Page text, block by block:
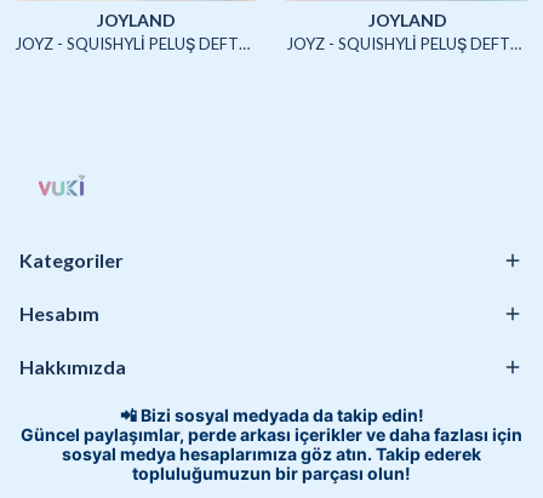
JOYLAND
JOYZ - SQUISHYLİ PELUŞ DEFTER A5 (UNICORN2)-4/S
JOYLAND
JOYZ - SQUISHYLİ PELUŞ DEFTER A5 (HAYVANLAR)-4/S
Kategoriler
Hesabım
Hakkımızda
📲 Bizi sosyal medyada da takip edin!
Güncel paylaşımlar, perde arkası içerikler ve daha fazlası için
sosyal medya hesaplarımıza göz atın. Takip ederek
topluluğumuzun bir parçası olun!